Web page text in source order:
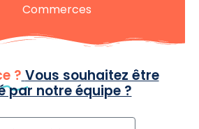
Commerces
? Vous souhaitez être
par notre équipe ?